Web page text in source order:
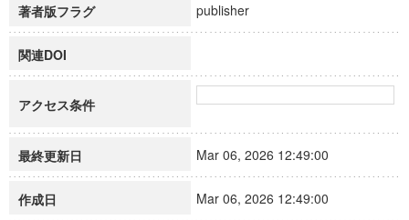
著者版フラグ publisher
関連DOI
アクセス条件
最終更新日 Mar 06, 2026 12:49:00
作成日 Mar 06, 2026 12:49:00